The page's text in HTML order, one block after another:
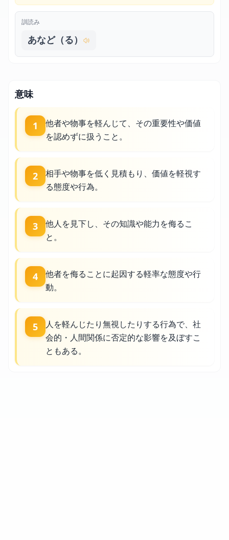
訓読み
あなど（る）
意味
1
他者や物事を軽んじて、その重要性や価値
を認めずに扱うこと。
2
相手や物事を低く見積もり、価値を軽視す
る態度や行為。
3
他人を見下し、その知識や能力を侮るこ
と。
4
他者を侮ることに起因する軽率な態度や行
動。
5
人を軽んじたり無視したりする行為で、社
会的・人間関係に否定的な影響を及ぼすこ
ともある。